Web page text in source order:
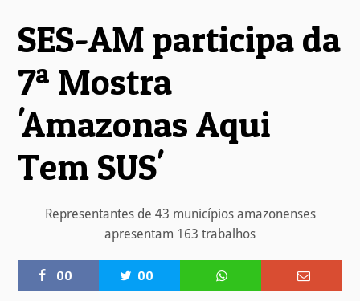
SES-AM participa da
7ª Mostra
'Amazonas Aqui
Tem SUS'
Representantes de 43 municípios amazonenses
apresentam 163 trabalhos
00 00